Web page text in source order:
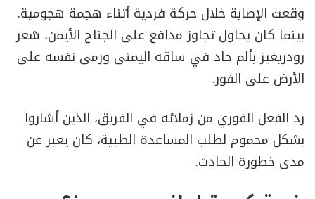
وقعت الإصابة خلال حركة فردية أثناء هجمة هجومية.
بينما كان يحاول تجاوز مدافع على الجناح الأيمن، شعر
رودريغيز بألم حاد في ساقه اليمنى ورمى نفسه على
الأرض على الفور.
رد الفعل الفوري من زملائه في الفريق، الذين أشاروا
بشكل محموم لطلب المساعدة الطبية، كان يعبر عن
مدى خطورة الحادث.